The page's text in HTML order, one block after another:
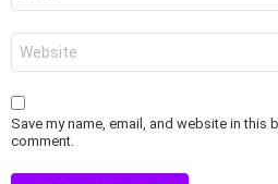
Save my name, email, and website in this
comment.